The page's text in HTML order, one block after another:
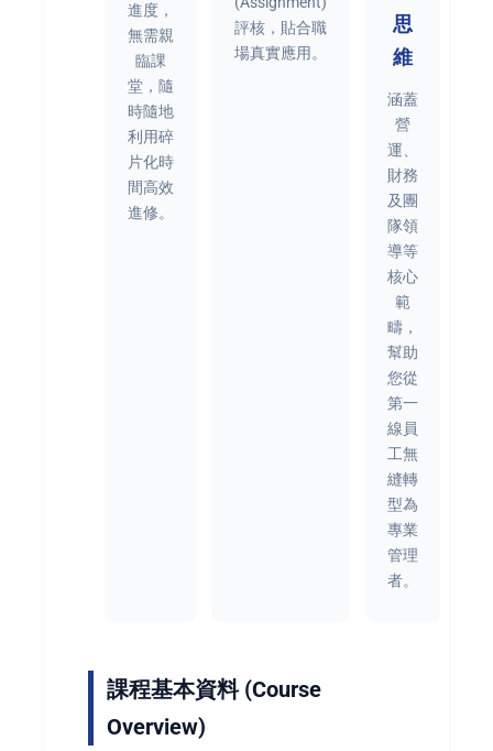
進度，
無需親
臨課
堂，隨
時隨地
利用碎
片化時
間高效
進修。
評核，貼合職
場真實應用。
思
維
涵蓋
營
運、
財務
及團
隊領
導等
核心
範
疇，
幫助
您從
第一
線員
工無
縫轉
型為
專業
管理
者。
課程基本資料 (Course
Overview)